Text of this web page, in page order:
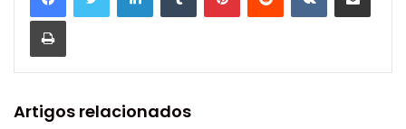
Artigos relacionados